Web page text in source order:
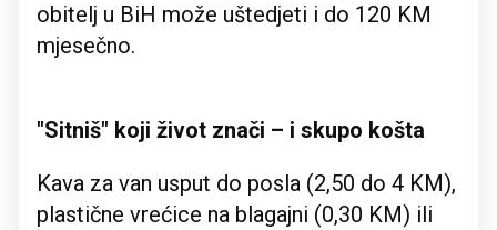
obitelj u BiH može uštedjeti i do 120 KM
mjesečno.
"Sitniš" koji život znači – i skupo košta
Kava za van usput do posla (2,50 do 4 KM),
plastične vrećice na blagajni (0,30 KM) ili